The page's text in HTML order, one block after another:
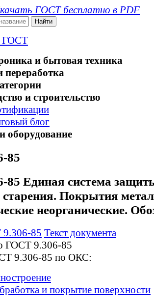
ГОСТ бесплатно в PDF
ГОСТ
и бытовая техника
и строительство
блог
оборудование
85
Единая система
старения. Покрытия
неорганические.
9.306-85 Текст документа
ГОСТ 9.306-85
9.306-85 по ОКС:
и покрытие поверхности